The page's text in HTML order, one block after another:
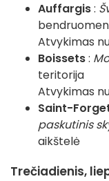
Auffargis:
Atvykimas
Boissets:
teritorija
Atvykimas
Saint-
paskutinis
aikštelė
Trečiadienis,